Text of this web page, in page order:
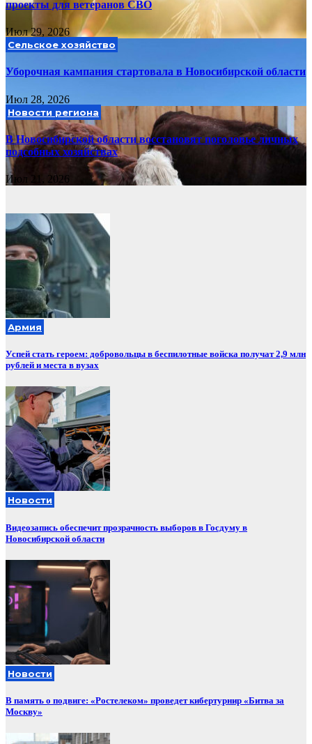
проекты для ветеранов СВО
Июл 29, 2026
Сельское хозяйство
Уборочная кампания стартовала в Новосибирской области
Июл 28, 2026
Новости региона
В Новосибирской области восстановят поголовье личных
подсобных хозяйствах
Июл 21, 2026
Армия
Успей стать героем: добровольцы в беспилотные войска получат 2,9 млн
рублей и места в вузах
Новости
Видеозапись обеспечит прозрачность выборов в Госдуму в
Новосибирской области
Новости
В память о подвиге: «Ростелеком» проведет кибертурнир «Битва за
Москву»